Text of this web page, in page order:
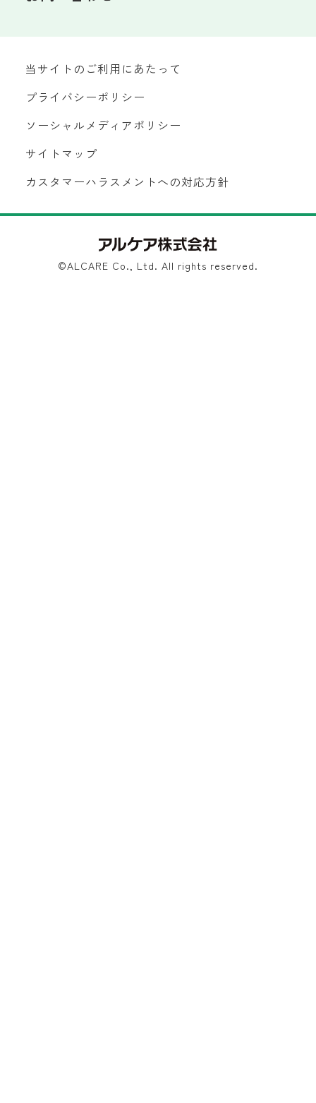
当サイトのご利用にあたって
プライバシーポリシー
ソーシャルメディアポリシー
サイトマップ
カスタマーハラスメントへの対応方針
©ALCARE Co., Ltd. All rights reserved.